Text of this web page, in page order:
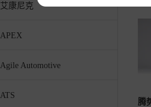
艾康尼克
APEX
Agile Automotive
ATS
腾